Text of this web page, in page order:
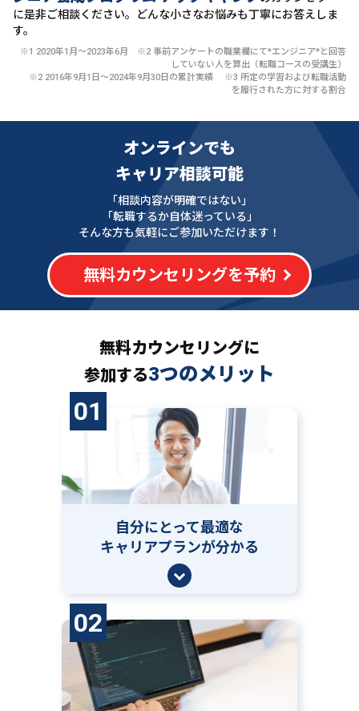
に是非ご相談ください。どんな小さなお悩みも丁寧にお答えしま
す。
※1 2020年1月〜2023年6月 ※2 事前アンケートの職業欄にて*エンジニア*と回答
していない人を算出（転職コースの受講生）
※2 2016年9月1日〜2024年9月30日の累計実績 ※3 所定の学習および転職活動
を履行された方に対する割合
オンラインでも
キャリア相談可能
「相談内容が明確ではない」
「転職するか自体迷っている」
そんな方も気軽にご参加いただけます！
無料カウンセリングを予約
無料カウンセリングに
参加する3つのメリット
01
自分にとって最適な
キャリアプランが分かる
02